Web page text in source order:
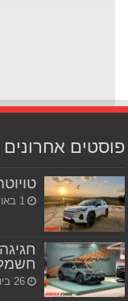
אחרונים
טויוטה ראב4 –
1 באוגוסט 2026
חגיגה
26 ביולי 2026